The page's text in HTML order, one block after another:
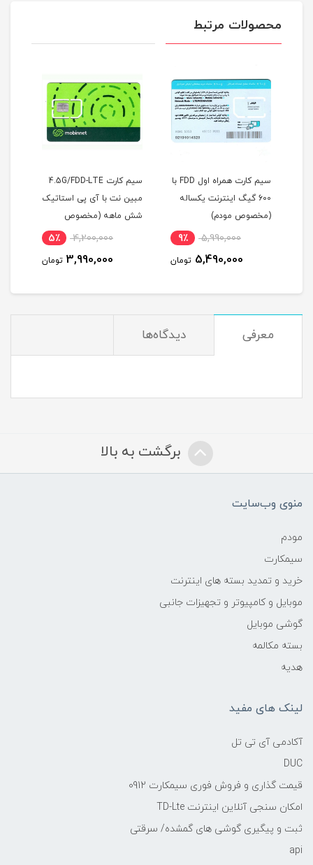
محصولات مرتبط
سیم کارت 4.5G/FDD-LTE
مبین نت با آی پی استاتیک
شش ماهه (مخصوص
مودم)
4,200,000
3,990,000
سیمکارت ایرانسل FDD/5G
/4.5G با آی پی استاتیک
یکساله و بسته اینترنت
500 گیگ یک ساله
15,900,000
13,900,000
معرفی دیدگاه‌ها
برگشت به بالا
منوی وب‌سایت
مودم
سیمکارت
خرید و تمدید بسته های اینترنت
موبایل و کامپیوتر و تجهیزات جانبی
گوشی موبایل
بسته مکالمه
هدیه
لینک های مفید
آکادمی آی تی تل
DUC
قیمت گذاری و فروش فوری سیمکارت 0912
امکان سنجی آنلاین اینترنت TD-Lte
ثبت و پیگیری گوشی های گمشده/ سرقتی
api